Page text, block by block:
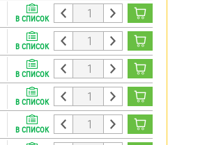
В СПИСОК
В СПИСОК
В СПИСОК
В СПИСОК
В СПИСОК